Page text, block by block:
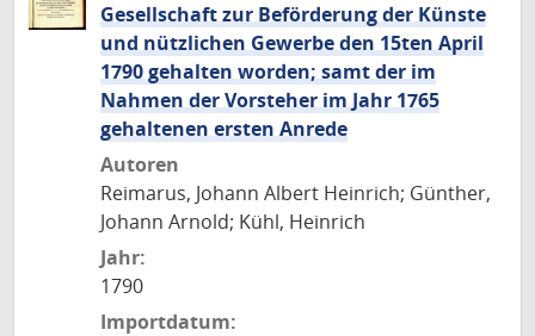
Gesellschaft zur Beförderung der Künste
und nützlichen Gewerbe den 15ten April
1790 gehalten worden; samt der im
Nahmen der Vorsteher im Jahr 1765
gehaltenen ersten Anrede
Autoren
Reimarus, Johann Albert Heinrich; Günther,
Johann Arnold; Kühl, Heinrich
Jahr:
1790
Importdatum: